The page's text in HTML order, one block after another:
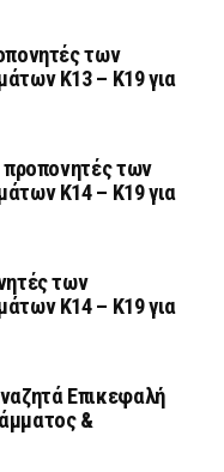
των
Κ13 – Κ19 για
προπονητές των
Κ14 – Κ19 για
των
Κ14 – Κ19 για
Επικεφαλή
&